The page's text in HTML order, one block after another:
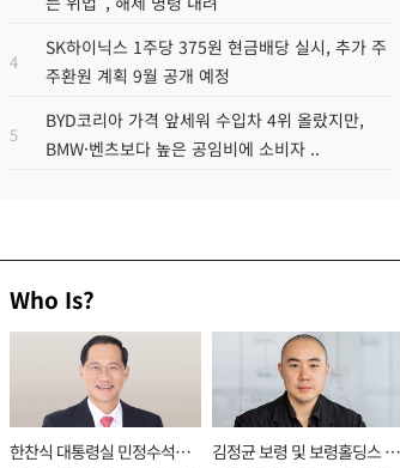
4
SK하이닉스 1주당 375원 현금배당 실시, 추가 주
주환원 계획 9월 공개 예정
5
BYD코리아 가격 앞세워 수입차 4위 올랐지만,
BMW·벤츠보다 높은 공임비에 소비자 ..
Who Is?
한찬식 대통령실 민정수석비
김정균 보령 및 보령홀딩스 대